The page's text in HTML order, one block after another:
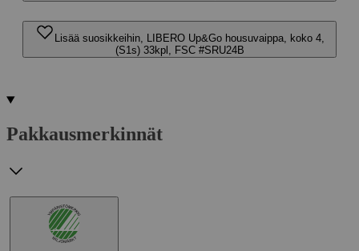
Lisää suosikkeihin, LIBERO Up&Go housuvaippa, koko 4,
(S1s) 33kpl, FSC #SRU24B
Pakkausmerkinnät